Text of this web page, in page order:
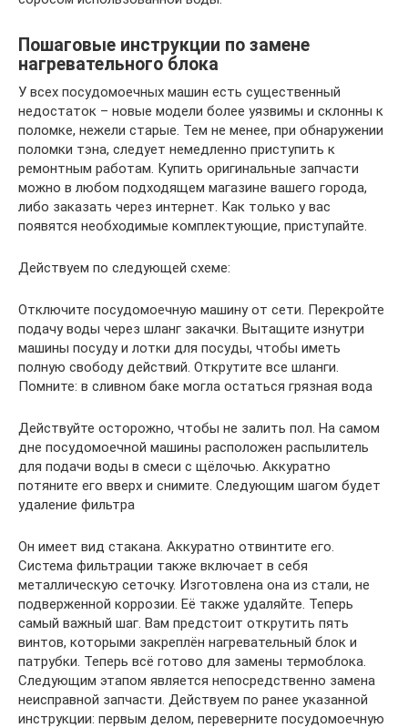
Пошаговые инструкции по замене
нагревательного блока
У всех посудомоечных машин есть существенный
недостаток – новые модели более уязвимы и склонны к
поломке, нежели старые. Тем не менее, при обнаружении
поломки тэна, следует немедленно приступить к
ремонтным работам. Купить оригинальные запчасти
можно в любом подходящем магазине вашего города,
либо заказать через интернет. Как только у вас
появятся необходимые комплектующие, приступайте.
Действуем по следующей схеме:
Отключите посудомоечную машину от сети. Перекройте
подачу воды через шланг закачки. Вытащите изнутри
машины посуду и лотки для посуды, чтобы иметь
полную свободу действий. Открутите все шланги.
Помните: в сливном баке могла остаться грязная вода
Действуйте осторожно, чтобы не залить пол. На самом
дне посудомоечной машины расположен распылитель
для подачи воды в смеси с щёлочью. Аккуратно
потяните его вверх и снимите. Следующим шагом будет
удаление фильтра
Он имеет вид стакана. Аккуратно отвинтите его.
Система фильтрации также включает в себя
металлическую сеточку. Изготовлена она из стали, не
подверженной коррозии. Её также удаляйте. Теперь
самый важный шаг. Вам предстоит открутить пять
винтов, которыми закреплён нагревательный блок и
патрубки. Теперь всё готово для замены термоблока.
Следующим этапом является непосредственно замена
неисправной запчасти. Действуем по ранее указанной
инструкции: первым делом, переверните посудомоечную